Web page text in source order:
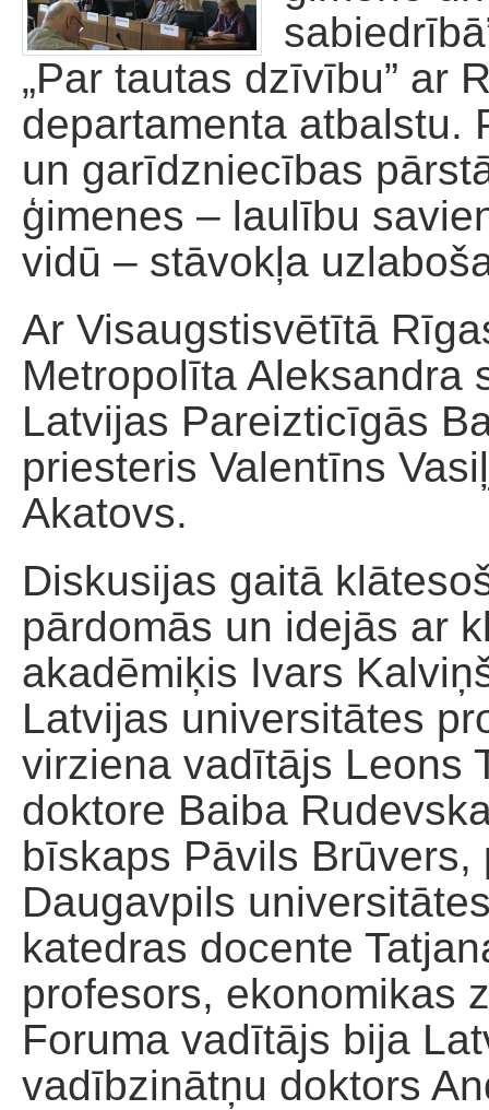
Palīdzība dievnamam
„Par tautas dzīvību” ar
departamenta atbalstu.
un garīdzniecības
ģimenes – laulību
vidū – stāvokļa
Ar Visaugstisvētītā
Metropolīta Aleksandra
Latvijas Pareizticīgās
priesteris Valentīns
Akatovs.
Diskusijas gaitā
pārdomās un idejās ar
akadēmiķis Ivars
Latvijas universitātes
virziena vadītājs Leons
doktore Baiba
bīskaps Pāvils
Daugavpils
katedras docente
profesors, ekonomikas
Foruma vadītājs bija
vadībzinātņu doktors